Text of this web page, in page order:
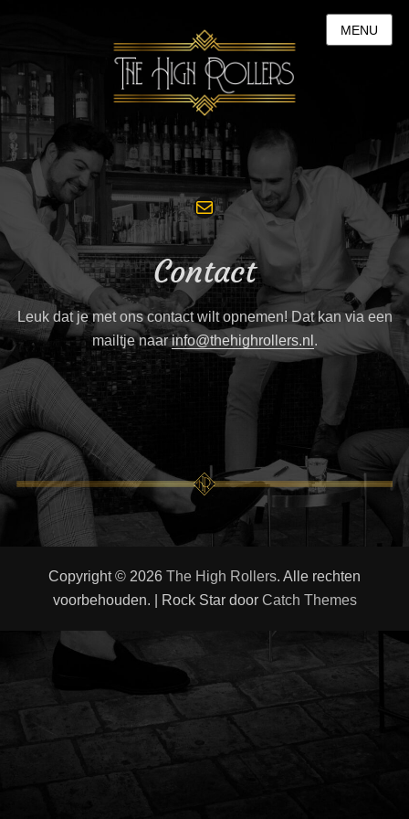
MENU
Mail
Contact
Leuk dat je met ons contact wilt opnemen! Dat kan via een
mailtje naarinfo@thehighrollers.nl .
Copyright © 2026 The High Rollers. Alle rechten
voorbehouden. | Rock Star door Catch Themes